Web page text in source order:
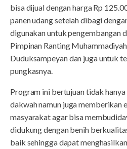
bisa dijual dengan harga Rp
panen udang setelah dibagi
digunakan untuk pengembangan
Pimpinan Ranting
Duduksampeyan dan juga untuk
pungkasnya.
Program ini bertujuan tidak
dakwah namun juga memberikan
masyarakat agar bisa
didukung dengan benih
baik sehingga dapat